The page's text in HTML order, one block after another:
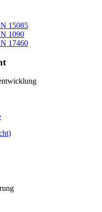
15085
1090
17460